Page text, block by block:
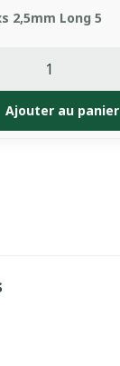
2,5mm Long 5
Ajouter au panier